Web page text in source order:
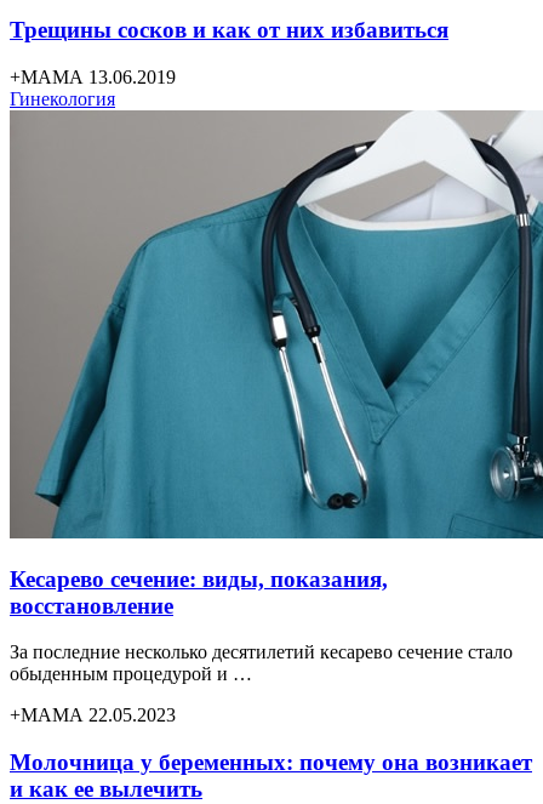
Трещины сосков и как от них избавиться
+МАМА 13.06.2019
Гинекология
Кесарево сечение: виды, показания,
восстановление
За последние несколько десятилетий кесарево сечение стало
обыденным процедурой и …
+МАМА 22.05.2023
Молочница у беременных: почему она возникает
и как ее вылечить